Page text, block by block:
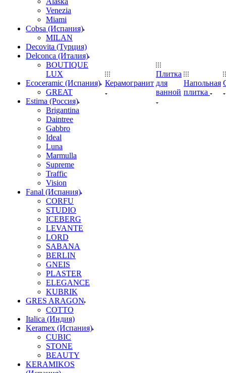
Venezia
Miami
Cobsa (Испания)
MILAN
Decovita (Турция)
Delconca (Италия)
BOUTIQUE
LUX
Ecoceramic (Испания)
GREAT
Estima (Россия)
Brigantina
Daintree
Gabbro
Ideal
Luna
Marmulla
Supreme
Traffic
Vision
Fanal (Испания)
CORFU
STUDIO
ICEBERG
LEVANTE
LORD
SABANA
BERLIN
GNEIS
PLASTER
ELEGANCE
KUBRIK
GRES ARAGON
COTTO
Italica (Индия)
Keramex (Испания)
CUBIC
STONE
BEAUTY
KERAMIKOS
Керамогранит
Плитка
для
ванной
Напольная
плитка